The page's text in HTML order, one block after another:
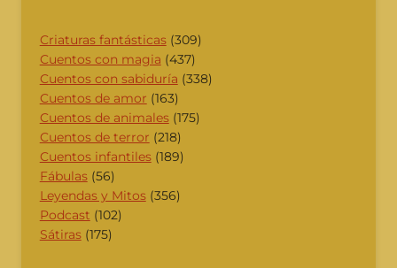
Criaturas fantásticas(309)
Cuentos con magia (437)
Cuentos con sabiduría (338)
Cuentos de amor (163)
Cuentos de animales(175)
Cuentos de terror (218)
Cuentos infantiles(189)
Fábulas(56)
Leyendas y Mitos(356)
Podcast (102)
Sátiras(175)